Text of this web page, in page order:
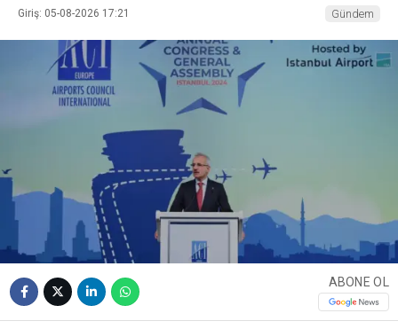
Giriş: 05-08-2026 17:21 Gündem
ABONE OL